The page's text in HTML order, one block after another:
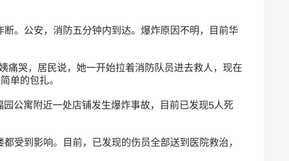
。公安，消防五分钟内到达。爆炸原因不明，目前华
痛哭，居民说，她一开始拉着消防队员进去救人，现在
单的包扎。
公寓附近一处店铺发生爆炸事故，目前已发现5人死
受到影响。目前，已发现的伤员全部送到医院救治，